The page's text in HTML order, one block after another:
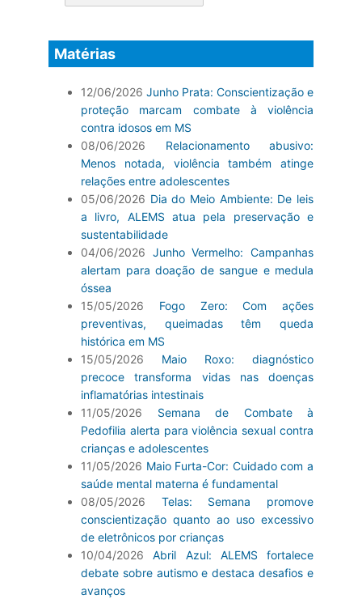
Matérias
12/06/2026 Junho Prata: Conscientização e
proteção marcam combate à violência
contra idosos em MS
08/06/2026 Relacionamento abusivo:
Menos notada, violência também atinge
relações entre adolescentes
05/06/2026 Dia do Meio Ambiente: De leis
a livro, ALEMS atua pela preservação e
sustentabilidade
04/06/2026 Junho Vermelho: Campanhas
alertam para doação de sangue e medula
óssea
15/05/2026 Fogo Zero: Com ações
preventivas, queimadas têm queda
histórica em MS
15/05/2026 Maio Roxo: diagnóstico
precoce transforma vidas nas doenças
inflamatórias intestinais
11/05/2026 Semana de Combate à
Pedofilia alerta para violência sexual contra
crianças e adolescentes
11/05/2026 Maio Furta-Cor: Cuidado com a
saúde mental materna é fundamental
08/05/2026 Telas: Semana promove
conscientização quanto ao uso excessivo
de eletrônicos por crianças
10/04/2026Abril Azul: ALEMS fortalece
debate sobre autismo e destaca desafios e
avanços